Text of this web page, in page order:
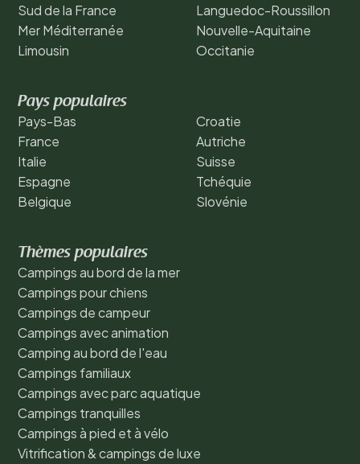
Sud de la France
Mer Méditerranée
Limousin
Languedoc-Roussillon
Nouvelle-Aquitaine
Occitanie
Pays populaires
Pays-Bas
France
Italie
Espagne
Belgique
Croatie
Autriche
Suisse
Tchéquie
Slovénie
Thèmes populaires
Campings au bord de la mer
Campings pour chiens
Campings de campeur
Campings avec animation
Camping au bord de l'eau
Campings familiaux
Campings avec parc aquatique
Campings tranquilles
Campings à pied et à vélo
Vitrification & campings de luxe